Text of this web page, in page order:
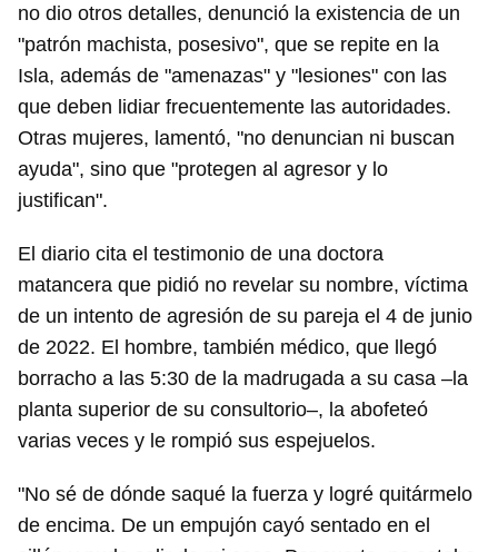
no dio otros detalles, denunció la existencia de un
"patrón machista, posesivo", que se repite en la
Isla, además de "amenazas" y "lesiones" con las
que deben lidiar frecuentemente las autoridades.
Otras mujeres, lamentó, "no denuncian ni buscan
ayuda", sino que "protegen al agresor y lo
justifican".
El diario cita el testimonio de una doctora
matancera que pidió no revelar su nombre, víctima
de un intento de agresión de su pareja el 4 de junio
de 2022. El hombre, también médico, que llegó
borracho a las 5:30 de la madrugada a su casa –la
planta superior de su consultorio–, la abofeteó
varias veces y le rompió sus espejuelos.
"No sé de dónde saqué la fuerza y logré quitármelo
de encima. De un empujón cayó sentado en el